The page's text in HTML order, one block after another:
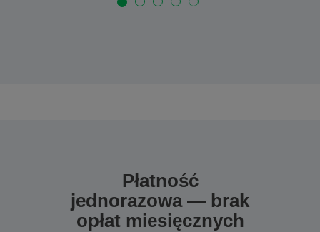
Płatność
jednorazowa — brak
opłat miesięcznych